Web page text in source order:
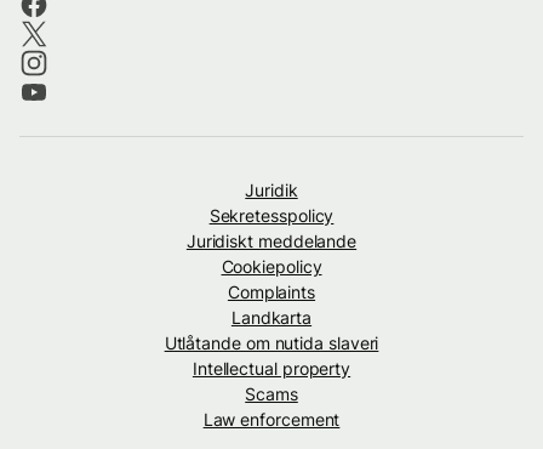
Juridik
Sekretesspolicy
Juridiskt meddelande
Cookiepolicy
Complaints
Landkarta
Utlåtande om nutida slaveri
Intellectual property
Scams
Law enforcement